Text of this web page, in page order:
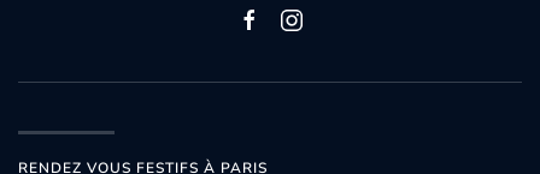
RENDEZ VOUS FESTIFS À PARIS